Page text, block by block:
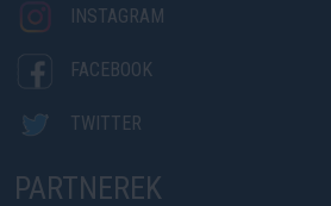
INSTAGRAM
FACEBOOK
TWITTER
PARTNEREK